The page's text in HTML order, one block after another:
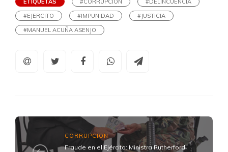
ETIQUETAS #CORRUPCIÓN
#DELINCUENCIA
#EJERCITO
#IMPUNIDAD
#JUSTICIA
#MANUEL ACUÑA ASENJO
CORRUPCION
Fraude en el Ejército: Ministra Rutherford